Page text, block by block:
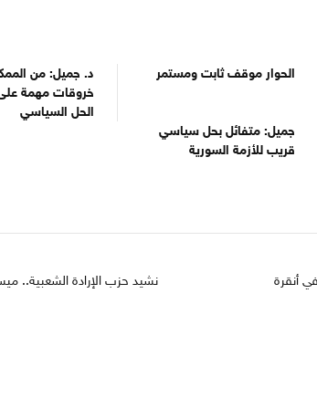
الحوار موقف ثابت ومستمر
د. جميل: من
خروقات مهمة
الحل السياسي
جميل: متفائل بحل سياسي
قريب للأزمة السورية
أنقرة نشيد حزب الإرادة الشعبية..